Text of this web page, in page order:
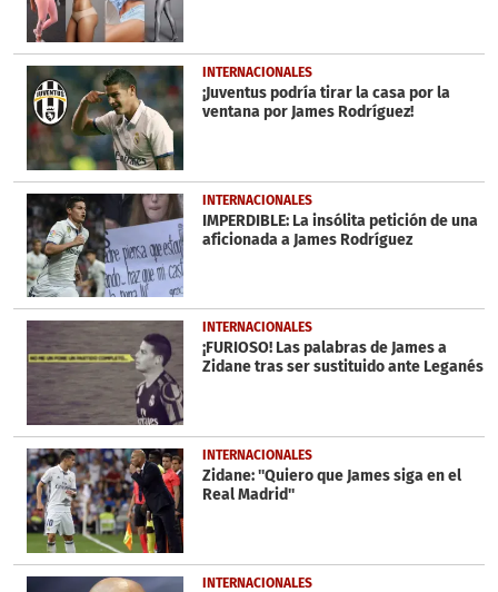
INTERNACIONALES
¡Juventus podría tirar la casa por la
ventana por James Rodríguez!
INTERNACIONALES
IMPERDIBLE: La insólita petición de una
aficionada a James Rodríguez
INTERNACIONALES
¡FURIOSO! Las palabras de James a
Zidane tras ser sustituido ante Leganés
INTERNACIONALES
Zidane: ''Quiero que James siga en el
Real Madrid''
INTERNACIONALES